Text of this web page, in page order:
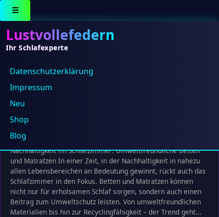
☰
Lustvollefedern
Ihr Schlafexperte
Datenschutz­erklärung
Impressum
Neu
Shop
Blog
Es wurden keine Produkte gefunden, die deiner
Auswahl entsprechen.
Nachhaltigkeit im Schlafzimmer: Umweltfreundliche Betten
und Matratzen
Nachhaltigkeit im Schlafzimmer: Umweltfreundliche Betten
und Matratzen In einer Zeit, in der Nachhaltigkeit in nahezu
allen Lebensbereichen an Bedeutung gewinnt, rückt auch das
Schlafzimmer in den Fokus. Betten und Matratzen können
nicht nur für erholsamen Schlaf sorgen, sondern auch einen
Beitrag zum Umweltschutz leisten. Von umweltfreundlichen
Materialien bis hin zur Recyclingfähigkeit – der Trend geht...